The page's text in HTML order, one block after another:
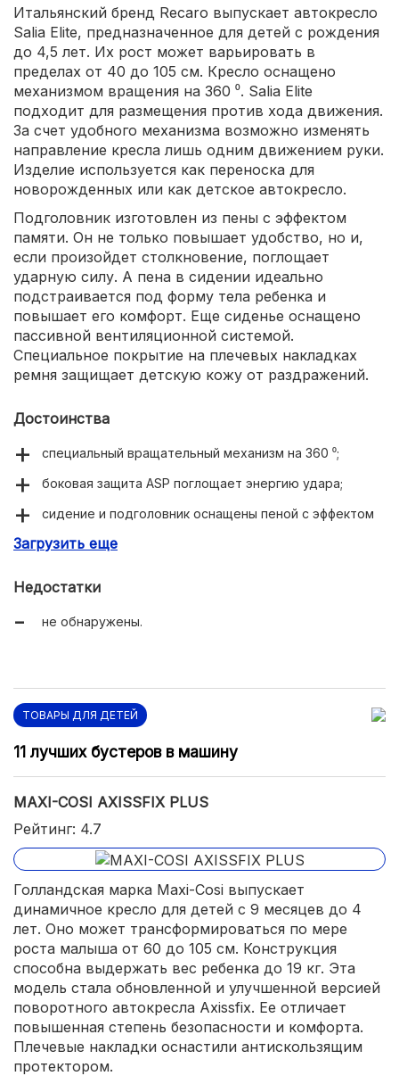
Итальянский бренд Recaro выпускает автокресло
Salia Elite, предназначенное для детей с рождения
до 4,5 лет. Их рост может варьировать в
пределах от 40 до 105 см. Кресло оснащено
механизмом вращения на 360 ⁰. Salia Elite
подходит для размещения против хода движения.
За счет удобного механизма возможно изменять
направление кресла лишь одним движением руки.
Изделие используется как переноска для
новорожденных или как детское автокресло.
Подголовник изготовлен из пены с эффектом
памяти. Он не только повышает удобство, но и,
если произойдет столкновение, поглощает
ударную силу. А пена в сидении идеально
подстраивается под форму тела ребенка и
повышает его комфорт. Еще сиденье оснащено
пассивной вентиляционной системой.
Специальное покрытие на плечевых накладках
ремня защищает детскую кожу от раздражений.
Достоинства
специальный вращательный механизм на 360 ⁰;
боковая защита ASP поглощает энергию удара;
сидение и подголовник оснащены пеной с эффектом
Загрузить еще
Недостатки
не обнаружены.
ТОВАРЫ ДЛЯ ДЕТЕЙ
11 лучших бустеров в машину
MAXI-COSI AXISSFIX PLUS
Рейтинг: 4.7
Голландская марка Maxi-Cosi выпускает
динамичное кресло для детей с 9 месяцев до 4
лет. Оно может трансформироваться по мере
роста малыша от 60 до 105 см. Конструкция
способна выдержать вес ребенка до 19 кг. Эта
модель стала обновленной и улучшенной версией
поворотного автокресла Axissfix. Ее отличает
повышенная степень безопасности и комфорта.
Плечевые накладки оснастили антискользящим
протектором.